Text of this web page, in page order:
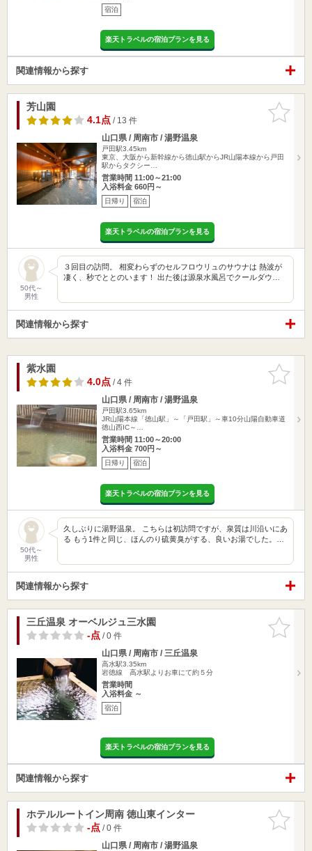
宿泊
楽天トラベルの宿泊プランを見る
関連情報から探す
お気に入
りに追加
芳山園
4.1点/ 13 件
山口県 / 周南市 / 湯野温泉
戸田駅3.45km
東京、大阪から新幹線から徳山駅からJR山陽本線から戸田
駅からタクシー…
営業時間 11:00～21:00
入浴料金 660円～
日帰り 宿泊
楽天トラベルの宿泊プランを見る
50代～
男性
３回目の訪問。 相変わらずのセルフロウリュのサウナは 熱波が
凄く、秒でととのいます！ 出た後は源泉水風呂でクールダウ…
関連情報から探す
お気に入
りに追加
紫水園
4.0点/ 4 件
山口県 / 周南市 / 湯野温泉
戸田駅3.65km
JR山陽本線「徳山駅」～「戸田駅」～車10分山陽自動車道
徳山西IC～…
営業時間 11:00～20:00
入浴料金 700円～
日帰り 宿泊
楽天トラベルの宿泊プランを見る
50代～
男性
久しぶりに湯野温泉。 こちらは初訪問ですが、泉質は川沿いにあ
る もう1件と同じ、ほんのり硫黄臭がする、良いお湯でした。…
関連情報から探す
お気に入
りに追加
三丘温泉 オーベルジュ三水園
-点/ 0 件
山口県 / 周南市 / 三丘温泉
高水駅3.35km
岩徳線 高水駅よりお車にて約５分
営業時間
入浴料金 ～
宿泊
楽天トラベルの宿泊プランを見る
関連情報から探す
お気に入
りに追加
ホテルルートイン周南 徳山東インター
-点/ 0 件
山口県 / 周南市 / 湯野温泉